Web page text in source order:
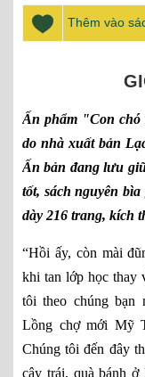
Thêm vào
Ấn phẩm "Con chó
do nhà xuất bản
Ấn bản đang lưu
tốt, sách nguyên
dày 216 trang, kích
“Hồi ấy, còn mài
khi tan lớp học thay
tôi theo chúng bạn
Lồng chợ mới Mỹ
Chúng tôi đến đây
cây trái, quà bánh ở